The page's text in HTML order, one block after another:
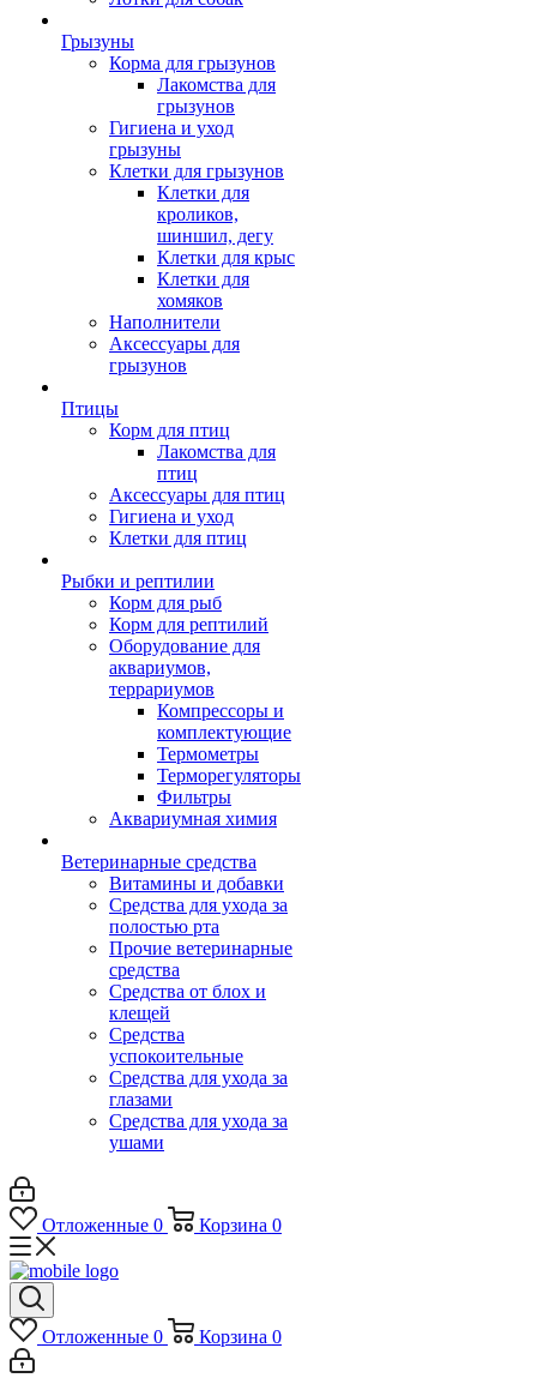
Грызуны
Корма для грызунов
Лакомства для
грызунов
Гигиена и уход
грызуны
Клетки для грызунов
Клетки для
кроликов,
шиншил, дегу
Клетки для крыс
Клетки для
хомяков
Наполнители
Аксессуары для
грызунов
Птицы
Корм для птиц
Лакомства для
птиц
Аксессуары для птиц
Гигиена и уход
Клетки для птиц
Рыбки и рептилии
Корм для рыб
Корм для рептилий
Оборудование для
аквариумов,
террариумов
Компрессоры и
комплектующие
Термометры
Терморегуляторы
Фильтры
Аквариумная химия
Ветеринарные средства
Витамины и добавки
Средства для ухода за
полостью рта
Прочие ветеринарные
средства
Средства от блох и
клещей
Средства
успокоительные
Средства для ухода за
глазами
Средства для ухода за
ушами
Отложенные 0 Корзина 0
Отложенные 0 Корзина 0